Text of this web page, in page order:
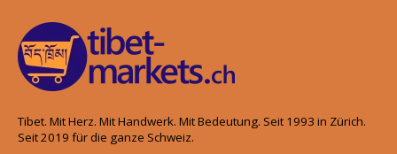
Tibet. Mit Herz. Mit Handwerk. Mit Bedeutung. Seit 1993 in Zürich.
Seit 2019 für die ganze Schweiz.